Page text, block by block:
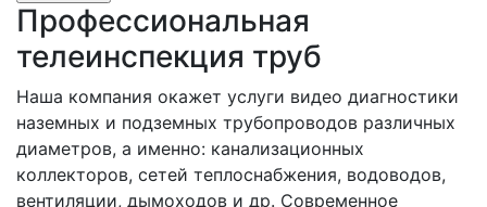
Профессиональная
телеинспекция труб
Наша компания окажет услуги видео диагностики
наземных и подземных трубопроводов различных
диаметров, а именно: канализационных
коллекторов, сетей теплоснабжения, водоводов,
вентиляции, дымоходов и др. Современное